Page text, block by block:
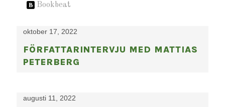
Bookbeat
oktober 17, 2022
FÖRFATTARINTERVJU MED MATTIAS
PETERBERG
augusti 11, 2022